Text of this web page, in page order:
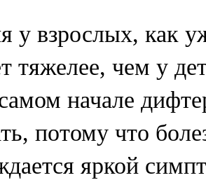
у взрослых, как
тяжелее, чем у
начале
потому что
яркой